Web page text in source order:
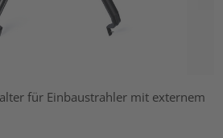
für Einbaustrahler mit externem